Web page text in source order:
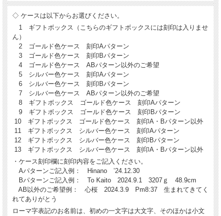
◇ ケースは以下からお選びください。
1 ギフトボックス（こちらのギフトボックスには刻印は入りませ
ん）
2 ゴールド色ケース 刻印Aパターン
3 ゴールド色ケース 刻印Bパターン
4 ゴールド色ケース ABパターン以外のご希望
5 シルバー色ケース 刻印Aパターン
6 シルバー色ケース 刻印Bパターン
7 シルバー色ケース ABパターン以外のご希望
8 ギフトボックス ゴールド色ケース 刻印Aパターン
9 ギフトボックス ゴールド色ケース 刻印Bパターン
10 ギフトボックス ゴールド色ケース 刻印A・Bパターン以外
11 ギフトボックス シルバー色ケース 刻印Aパターン
12 ギフトボックス シルバー色ケース 刻印Bパターン
13 ギフトボックス シルバー色ケース 刻印A・Bパターン以外
・ケース刻印欄に刻印内容をご記入ください。
Aパターンご記入例： Hinano ’24.12.30
Bパターンご記入例： To Kaito 2024.9.1 3207ｇ 48.9cm
AB以外のご希望例： 心桜 2024.3.9 Pm8:37 生まれてきてく
れてありがとう
ローマ字表記のお名前は、初めの一文字は大文字、そのほかは小文